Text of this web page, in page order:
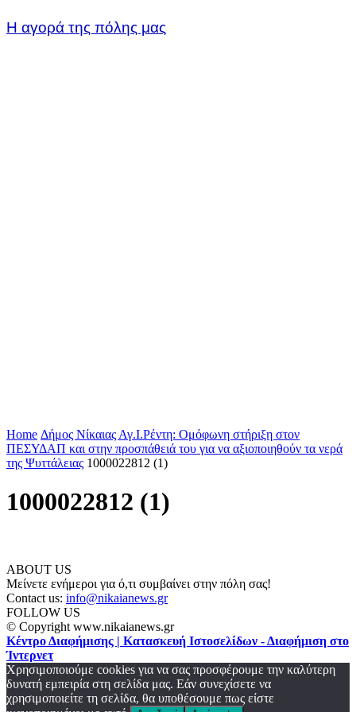
Η αγορά της πόλης μας
Home Δήμος Νίκαιας Αγ.Ι.Ρέντη: Ομόφωνη στήριξη στον
ΠΕΣΥΔΑΠ και στην προσπάθειά του για να αξιοποιηθούν τα νερά
της Ψυττάλειας 1000022812 (1)
1000022812 (1)
ABOUT US
Μείνετε ενήμεροι για ό,τι συμβαίνει στην πόλη σας!
Contact us: info@nikaianews.gr
FOLLOW US
© Copyright www.nikaianews.gr
Κέντρο Διαφήμισης | Κατασκευή Ιστοσελίδων - Διαφήμιση στο
Ίντερνετ
Χρησιμοποιούμε cookies για να σας προσφέρουμε την καλύτερη
δυνατή εμπειρία στη σελίδα μας. Εάν συνεχίσετε να
χρησιμοποιείτε τη σελίδα, θα υποθέσουμε πως είστε